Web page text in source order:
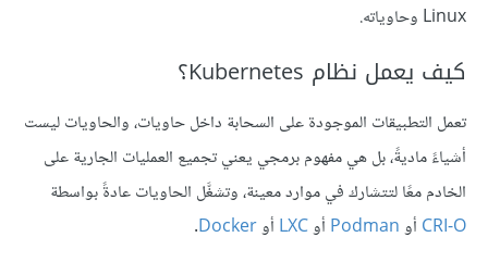
Linux وحاوياته.
كيف يعمل نظام Kubernetes؟
تعمل التطبيقات الموجودة على السحابة داخل حاويات، والحاويات ليست
أشياءً ماديةً، بل هي مفهوم برمجي يعني تجميع العمليات الجارية على
الخادم معًا لتتشارك في موارد معينة، وتشغَّل الحاويات عادةً بواسطة
CRI-O أوPodman أوLXC أوDocker
.